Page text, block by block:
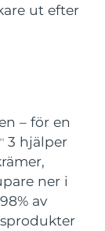
ut efter
– för en
3 hjälper
ner i
av